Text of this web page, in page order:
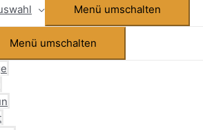
Menü umschalten
Menü umschalten